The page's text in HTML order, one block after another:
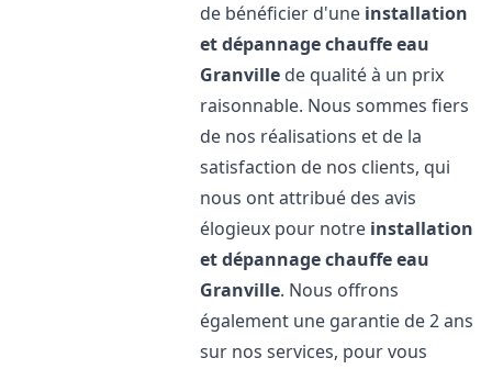
de bénéficier d'une installation
et dépannage chauffe eau
Granville de qualité à un prix
raisonnable. Nous sommes fiers
de nos réalisations et de la
satisfaction de nos clients, qui
nous ont attribué des avis
élogieux pour notre installation
et dépannage chauffe eau
Granville. Nous offrons
également une garantie de 2 ans
sur nos services, pour vous